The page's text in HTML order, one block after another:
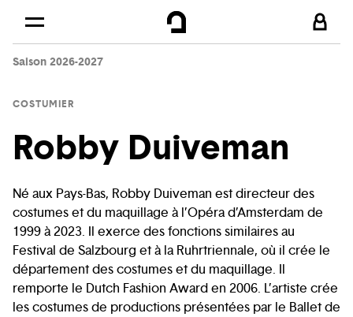
Skip to
Saison 2026-2027
COSTUMIER
Robby Duiveman
Né aux Pays-Bas, Robby Duiveman est directeur des
costumes et du maquillage à l’Opéra d’Amsterdam de
1999 à 2023. Il exerce des fonctions similaires au
Festival de Salzbourg et à la Ruhrtriennale, où il crée le
département des costumes et du maquillage. Il
remporte le Dutch Fashion Award en 2006. L’artiste crée
les costumes de productions présentées par le Ballet de